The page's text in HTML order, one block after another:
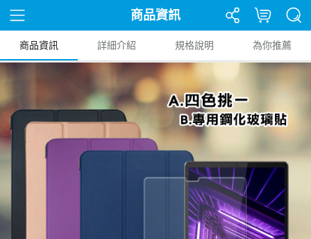
商品資訊
商品資訊 詳細介紹 規格說明 為你推薦